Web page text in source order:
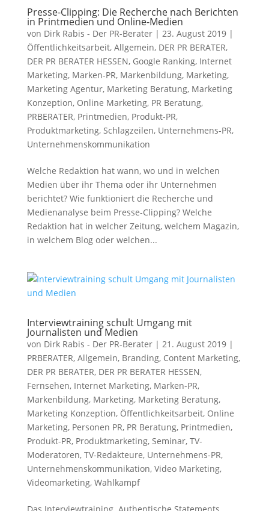
Presse-Clipping: Die Recherche nach Berichten
in Printmedien und Online-Medien
von Dirk Rabis - Der PR-Berater| 23. August 2019|
Öffentlichkeitsarbeit, Allgemein, DER PR BERATER,
DER PR BERATER HESSEN, Google Ranking, Internet
Marketing, Marken-PR, Markenbildung, Marketing,
Marketing Agentur, Marketing Beratung, Marketing
Konzeption, Online Marketing, PR Beratung,
PRBERATER, Printmedien, Produkt-PR,
Produktmarketing, Schlagzeilen, Unternehmens-PR,
Unternehmenskommunikation
Welche Redaktion hat wann, wo und in welchen
Medien über ihr Thema oder ihr Unternehmen
berichtet? Wie funktioniert die Recherche und
Medienanalyse beim Presse-Clipping? Welche
Redaktion hat in welcher Zeitung, welchem Magazin,
in welchem Blog oder welchen...
Interviewtraining schult Umgang mit
Journalisten und Medien
von Dirk Rabis - Der PR-Berater| 21. August 2019|
PRBERATER, Allgemein, Branding, Content Marketing,
DER PR BERATER, DER PR BERATER HESSEN,
Fernsehen, Internet Marketing, Marken-PR,
Markenbildung, Marketing, Marketing Beratung,
Marketing Konzeption, Öffentlichkeitsarbeit, Online
Marketing, Personen PR, PR Beratung, Printmedien,
Produkt-PR, Produktmarketing, Seminar, TV-
Moderatoren, TV-Redakteure, Unternehmens-PR,
Unternehmenskommunikation, Video Marketing,
Videomarketing, Wahlkampf